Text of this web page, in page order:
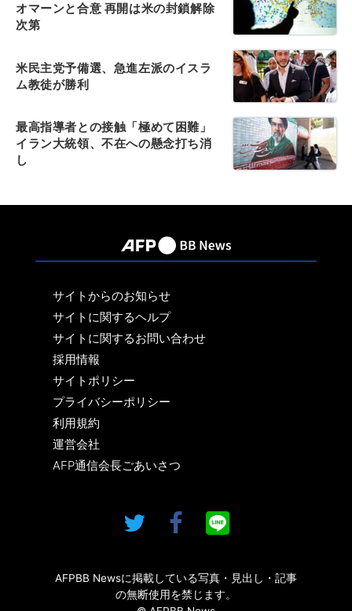
オマーンと合意 再開は米の封鎖解除
次第
米民主党予備選、急進左派のイスラ
ム教徒が勝利
最高指導者との接触「極めて困難」
イラン大統領、不在への懸念打ち消
し
サイトからのお知らせ
サイトに関するヘルプ
サイトに関するお問い合わせ
採用情報
サイトポリシー
プライバシーポリシー
利用規約
運営会社
AFP通信会長ごあいさつ
AFPBB Newsに掲載している写真・見出し・記事
の無断使用を禁じます。